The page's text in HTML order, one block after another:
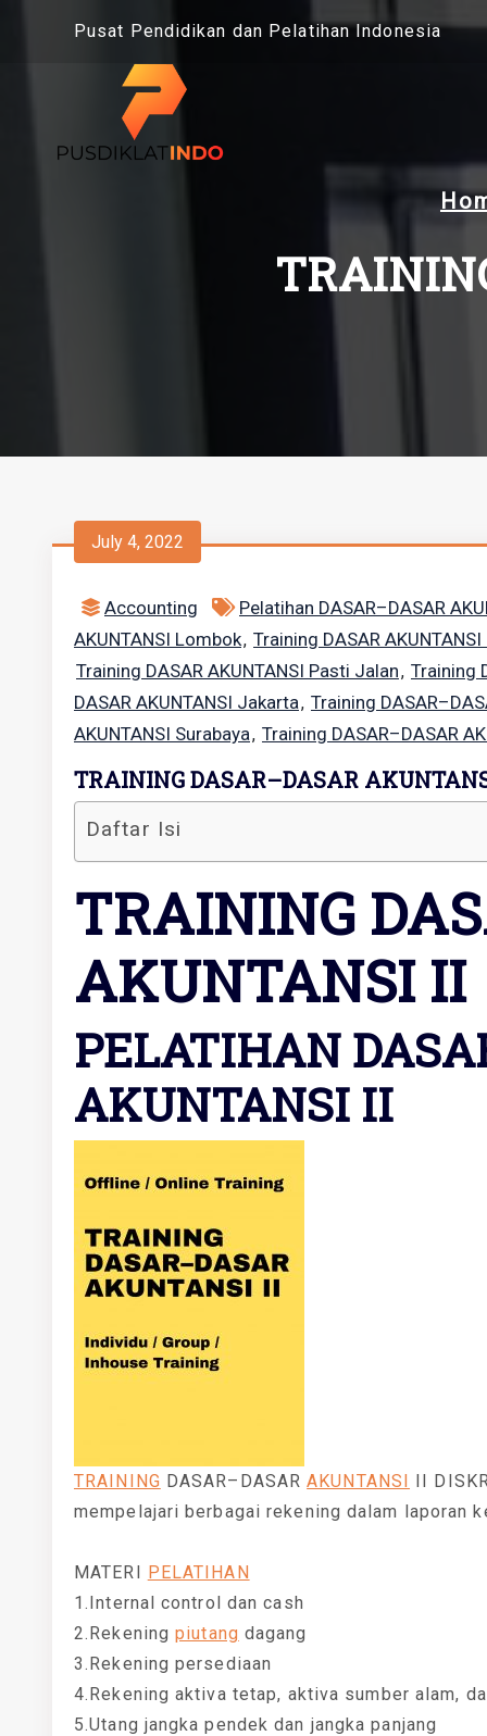
Pusat Pendidikan dan Pelatihan Indonesia
July 4, 2022
Accounting
Pelatihan DASAR–DASAR
AKUNTANSI Lombok, Training DASAR
Training DASAR AKUNTANSI Pasti Jalan, Training
DASAR AKUNTANSI Jakarta, Training
AKUNTANSI Surabaya, Training DASAR–DASAR
TRAINING DASAR–DASAR
Daftar Isi
TRAINING
AKUNTANSI II
PELATIHAN
AKUNTANSI II
TRAINING DASAR–DASARAKUNTANSI II
mempelajari berbagai rekening dalam laporan
MATERI PELATIHAN
1.Internal control dan cash
2.Rekeningpiutang dagang
3.Rekening persediaan
4.Rekening aktiva tetap, aktiva sumber alam,
5.Utang jangka pendek dan jangka panjang